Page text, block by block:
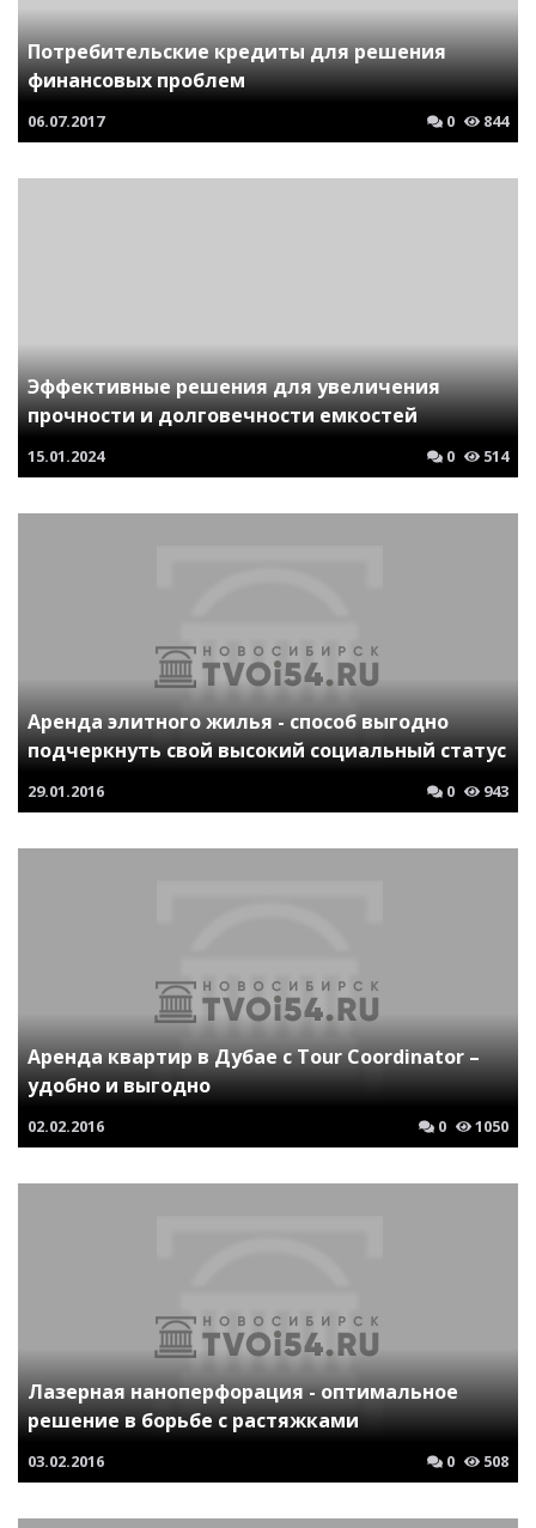
Потребительские кредиты для решения
финансовых проблем
06.07.2017 0 844
Эффективные решения для увеличения
прочности и долговечности емкостей
15.01.2024 0 514
Аренда элитного жилья - способ выгодно
подчеркнуть свой высокий социальный статус
29.01.2016 0 943
Аренда квартир в Дубае с Tour Coordinator –
удобно и выгодно
02.02.2016 0 1050
Лазерная наноперфорация - оптимальное
решение в борьбе с растяжками
03.02.2016 0 508